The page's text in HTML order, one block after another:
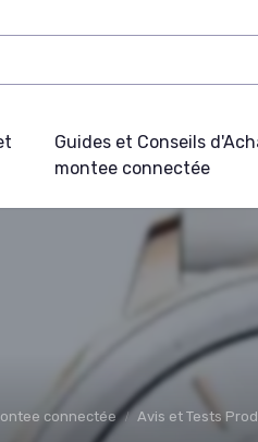
Guides et Conseils
montee connectée
connectée Avis et Tests